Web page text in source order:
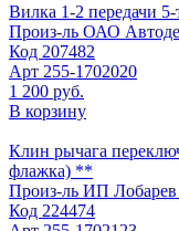
Вилка 1-2 передачи
Произ-ль ОАО
Код 207482
Арт 255-1702020
1 200 руб.
В корзину
Клин рычага
флажка) **
Произ-ль ИП Лобарев
Код 224474